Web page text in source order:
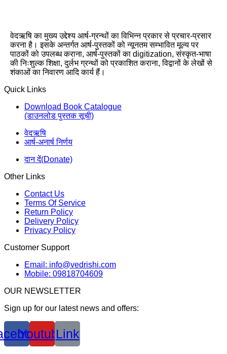
वेदऋषि का मुख्य उद्देश्य आर्ष-ग्रन्थों का विभिन्न प्रकार से प्रचार-प्रसार
करना है। इसके अन्तर्गत आर्ष-पुस्तकों को न्यूनतम सम्भावित मूल्य पर
पाठकों को उपलब्ध कराना, आर्ष-पुस्तकों का digitization, संस्कृत-भाषा
की निःशुल्क शिक्षा, दुर्लभ ग्रन्थों को प्रकाशित कराना, विद्वानों के लेखों से
शंकाओं का निवारण आदि कार्य हैं।
Quick Links
Download Book Catalogue
(डाउनलोड पुस्तक सूची)
वेदऋषि
आर्ष-अनार्ष निर्णय
दान दें(Donate)
Other Links
Contact Us
Terms Of Service
Return Policy
Delivery Policy
Privacy Policy
Customer Support
Email: info@vedrishi.com
Mobile: 09818704609
OUR NEWSLETTER
Sign up for our latest news and offers:
YoutubeLink